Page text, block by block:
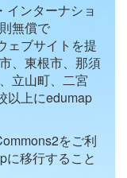
インターナショ
無償で
ェブサイトを提
、東根市、那須
立山町、二宮
以上にedumap
をご利
に移行すること